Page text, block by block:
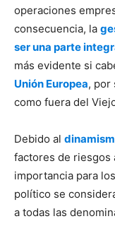
operaciones
consecuencia, la
ser una parte
más evidente si
Unión Europea, por
como fuera del
Debido al
factores de riesgos
importancia para
político se
a todas las